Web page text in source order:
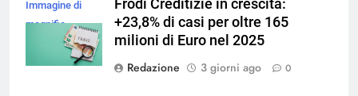
Immagine di
magnific
Frodi Creditizie in crescita:
+23,8% di casi per oltre 165
milioni di Euro nel 2025
Redazione
3 giorni ago 0